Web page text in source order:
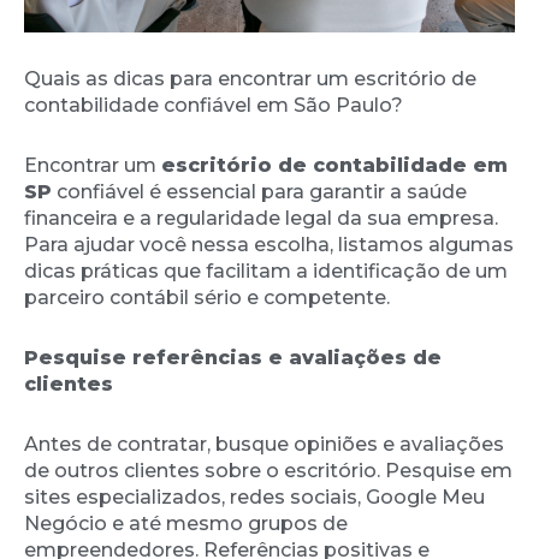
Quais as dicas para encontrar um escritório de
contabilidade confiável em São Paulo?
Encontrar um escritório de contabilidade em
SP confiável é essencial para garantir a saúde
financeira e a regularidade legal da sua empresa.
Para ajudar você nessa escolha, listamos algumas
dicas práticas que facilitam a identificação de um
parceiro contábil sério e competente.
Pesquise referências e avaliações de
clientes
Antes de contratar, busque opiniões e avaliações
de outros clientes sobre o escritório. Pesquise em
sites especializados, redes sociais, Google Meu
Negócio e até mesmo grupos de
empreendedores. Referências positivas e